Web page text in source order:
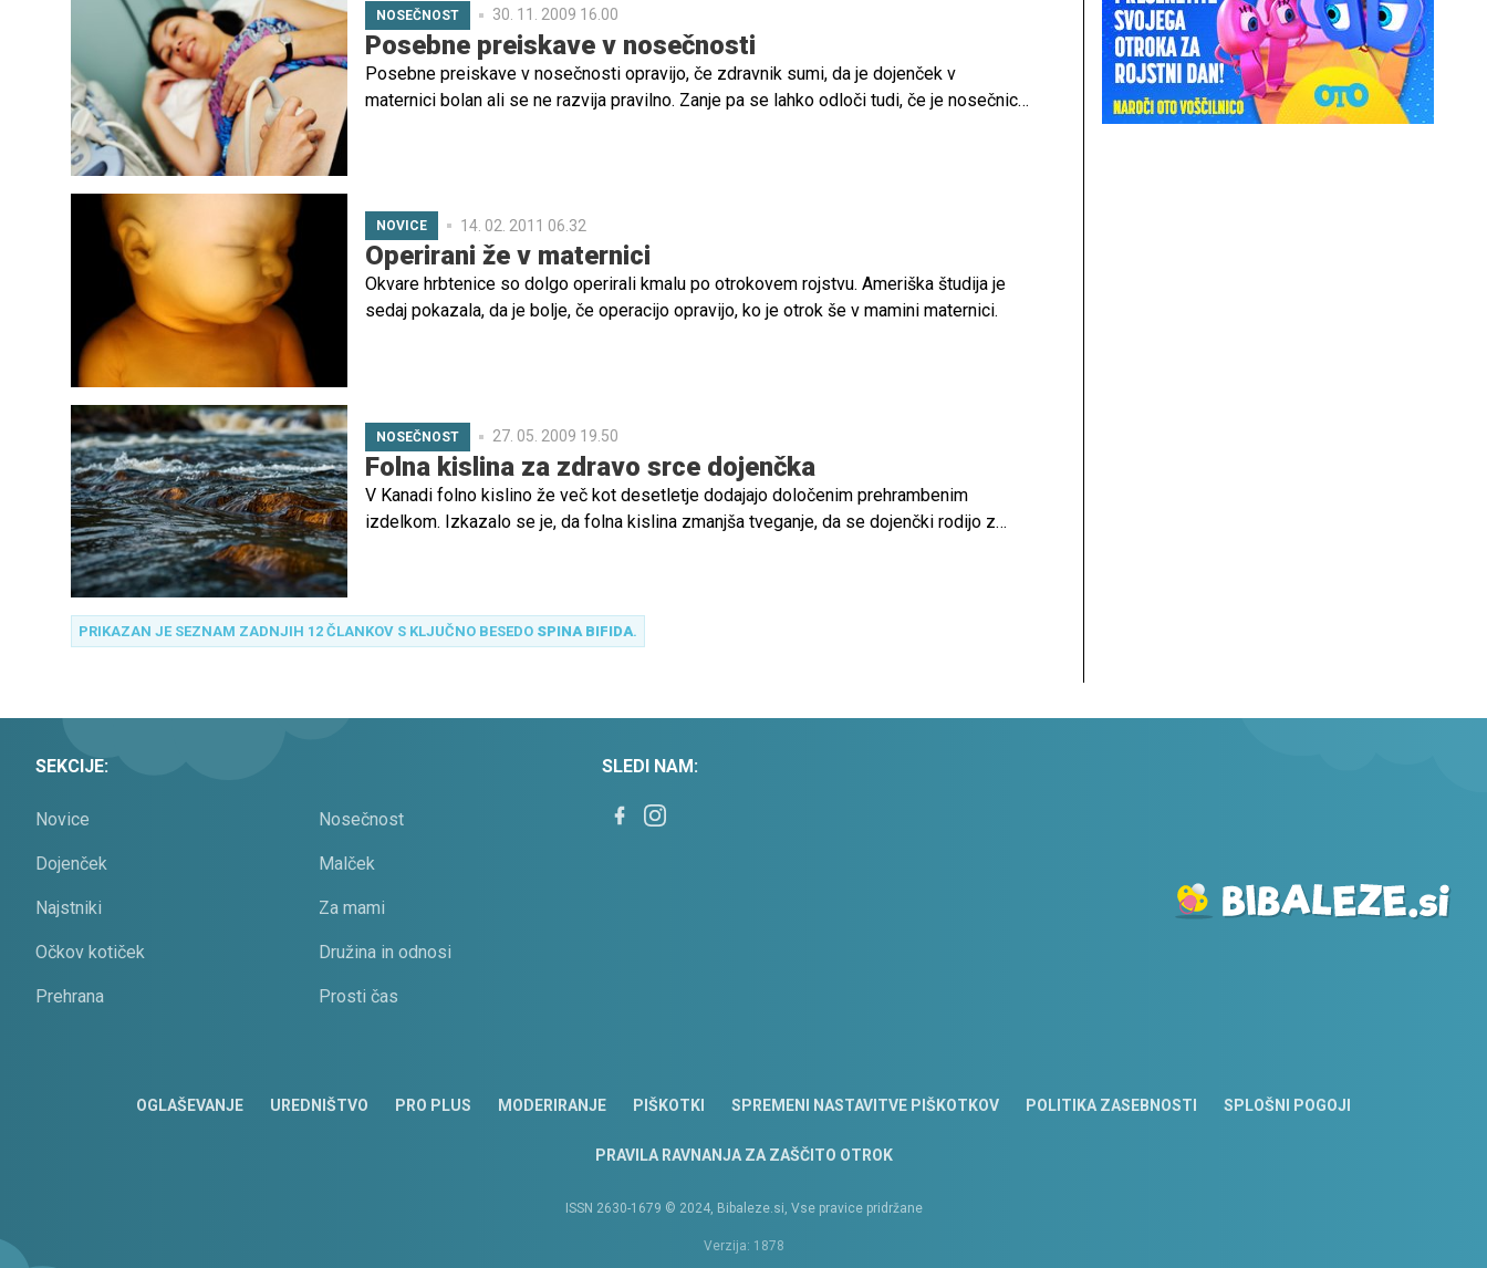
NOSEČNOST 30. 11. 2009 16.00
Posebne preiskave v nosečnosti
Posebne preiskave v nosečnosti opravijo, če zdravnik sumi, da je dojenček v
maternici bolan ali se ne razvija pravilno. Zanje pa se lahko odloči tudi, če je nosečnica
NOVICE 14. 02. 2011 06.32
Operirani že v maternici
Okvare hrbtenice so dolgo operirali kmalu po otrokovem rojstvu. Ameriška študija je
sedaj pokazala, da je bolje, če operacijo opravijo, ko je otrok še v mamini maternici.
NOSEČNOST 27. 05. 2009 19.50
Folna kislina za zdravo srce dojenčka
V Kanadi folno kislino že več kot desetletje dodajajo določenim prehrambenim
izdelkom. Izkazalo se je, da folna kislina zmanjša tveganje, da se dojenčki rodijo z
PRIKAZAN JE SEZNAM ZADNJIH 12 ČLANKOV S KLJUČNO BESEDO SPINA BIFIDA.
SEKCIJE:
Novice Nosečnost
Dojenček Malček
Najstniki Za mami
Očkov kotiček Družina in odnosi
Prehrana Prosti čas
SLEDI NAM:
OGLAŠEVANJE UREDNIŠTVO PRO PLUS MODERIRANJE PIŠKOTKI SPREMENI NASTAVITVE PIŠKOTKOV POLITIKA ZASEBNOSTI SPLOŠNI POGOJI
PRAVILA RAVNANJA ZA ZAŠČITO OTROK
ISSN 2630-1679 © 2024, Bibaleze.si, Vse pravice pridržane
Verzija: 1878